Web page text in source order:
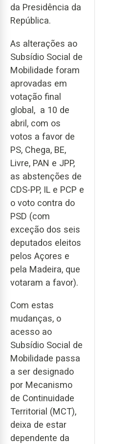
da Presidência da
República.
As alterações ao
Subsídio Social de
Mobilidade foram
aprovadas em
votação final
global, a 10 de
abril, com os
votos a favor de
PS, Chega, BE,
Livre, PAN e JPP,
as abstenções de
CDS-PP, IL e PCP e
o voto contra do
PSD (com
exceção dos seis
deputados eleitos
pelos Açores e
pela Madeira, que
votaram a favor).
Com estas
mudanças, o
acesso ao
Subsídio Social de
Mobilidade passa
a ser designado
por Mecanismo
de Continuidade
Territorial (MCT),
deixa de estar
dependente da